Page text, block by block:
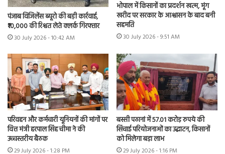
पंजाब विजिलेंस ब्यूरो की बड़ी कार्रवाई,
₹10,000 की रिश्वत लेते क्लर्क गिरफ्तार
30 July 2026 - 10:42 AM
भोपाल में किसानों का प्रदर्शन खत्म, मूंग
खरीद पर सरकार के आश्वासन के बाद बनी
सहमति
30 July 2026 - 9:51 AM
परिवहन और कर्मचारी यूनियनों की मांगों पर
वित्त मंत्री हरपाल सिंह चीमा ने की
उच्चस्तरीय बैठक
29 July 2026 - 1:28 PM
बस्सी पठानां में 57.01 करोड़ रुपये की
सिंचाई परियोजनाओं का उद्घाटन, किसानों
को मिलेगा बड़ा लाभ
29 July 2026 - 1:16 PM